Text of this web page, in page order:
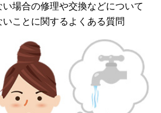
場合の修理や交換などについて
ことに関するよくある質問